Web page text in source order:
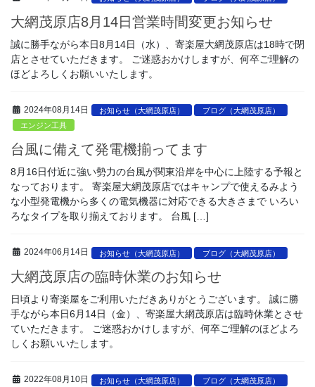
大網茂原店8月14日営業時間変更お知らせ
誠に勝手ながら本日8月14日（水）、寄楽屋大網茂原店は18時で閉
店とさせていただきます。 ご迷惑おかけしますが、何卒ご理解の
ほどよろしくお願いいたします。
2024年08月14日 お知らせ（大網茂原店）
ブログ（大網茂原店）
エンジン工具
台風に備えて発電機揃ってます
8月16日付近に強い勢力の台風が関東沿岸を中心に上陸する予報と
なっております。 寄楽屋大網茂原店ではキャンプで使えるみよう
な小型発電機から多くの電気機器に対応できる大きさまで いろい
ろなタイプを取り揃えております。 台風 […]
2024年06月14日 お知らせ（大網茂原店） ブログ（大網茂原店）
大網茂原店の臨時休業のお知らせ
日頃より寄楽屋をご利用いただきありがとうございます。 誠に勝
手ながら本日6月14日（金）、寄楽屋大網茂原店は臨時休業とさせ
ていただきます。 ご迷惑おかけしますが、何卒ご理解のほどよろ
しくお願いいたします。
2022年08月10日 お知らせ（大網茂原店） ブログ（大網茂原店）